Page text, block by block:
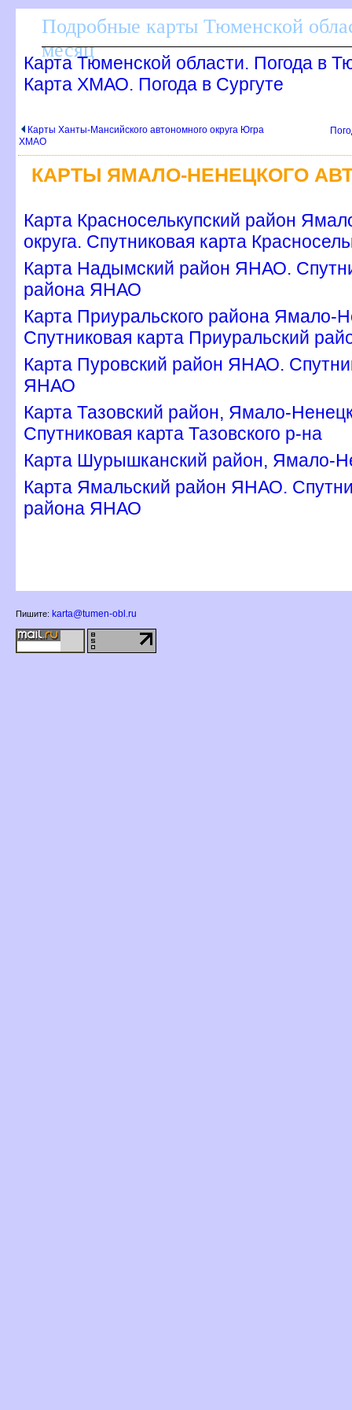
Подробные карты Тюменской
месяц
Карта Тюменской области. Погода в
Карта ХМАО. Погода в Сургуте
Карты Ханты-Мансийского автономного округа Югра
ХМАО
КАРТЫ ЯМАЛО-НЕНЕЦКОГО
Карта Красноселькупский район
округа. Спутниковая карта
Карта Надымский район ЯНАО.
района ЯНАО
Карта Приуральского района Ямало-
Спутниковая карта Приуральский
Карта Пуровский район ЯНАО.
ЯНАО
Карта Тазовский район, Ямало-
Спутниковая карта Тазовского р-на
Карта Шурышканский район, Ямало-
Карта Ямальский район ЯНАО.
района ЯНАО
Пишите: karta@tumen-obl.ru